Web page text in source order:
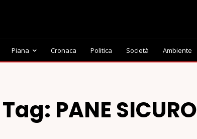
Piana Cronaca Politica Società Ambiente
Tag: PANE SICURO